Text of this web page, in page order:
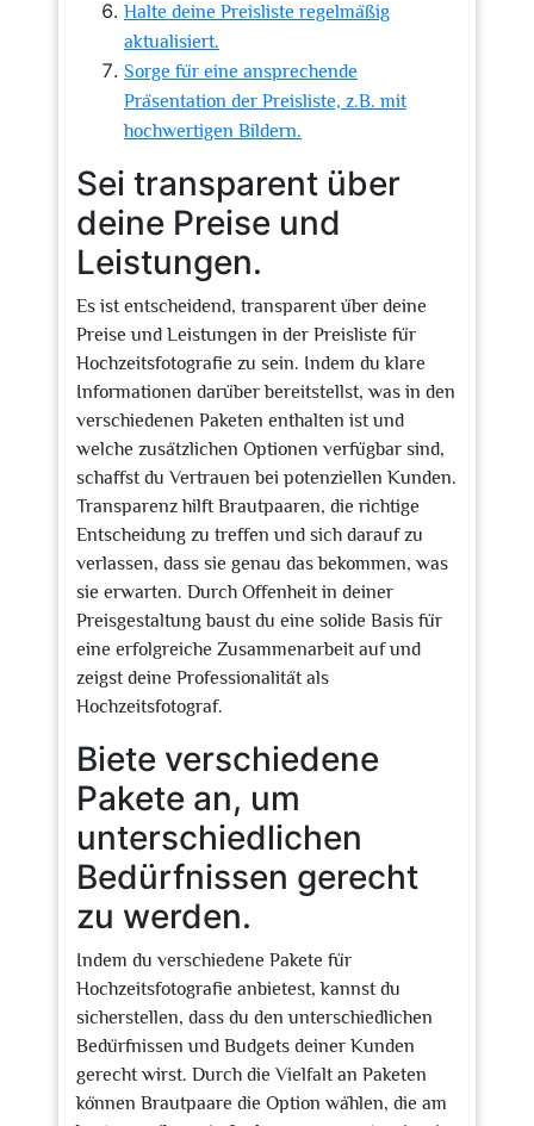
Halte deine Preisliste regelmäßig
aktualisiert.
Sorge für eine ansprechende
Präsentation der Preisliste, z.B. mit
hochwertigen Bildern.
Sei transparent über
deine Preise und
Leistungen.
Es ist entscheidend, transparent über deine
Preise und Leistungen in der Preisliste für
Hochzeitsfotografie zu sein. Indem du klare
Informationen darüber bereitstellst, was in den
verschiedenen Paketen enthalten ist und
welche zusätzlichen Optionen verfügbar sind,
schaffst du Vertrauen bei potenziellen Kunden.
Transparenz hilft Brautpaaren, die richtige
Entscheidung zu treffen und sich darauf zu
verlassen, dass sie genau das bekommen, was
sie erwarten. Durch Offenheit in deiner
Preisgestaltung baust du eine solide Basis für
eine erfolgreiche Zusammenarbeit auf und
zeigst deine Professionalität als
Hochzeitsfotograf.
Biete verschiedene
Pakete an, um
unterschiedlichen
Bedürfnissen gerecht
zu werden.
Indem du verschiedene Pakete für
Hochzeitsfotografie anbietest, kannst du
sicherstellen, dass du den unterschiedlichen
Bedürfnissen und Budgets deiner Kunden
gerecht wirst. Durch die Vielfalt an Paketen
können Brautpaare die Option wählen, die am